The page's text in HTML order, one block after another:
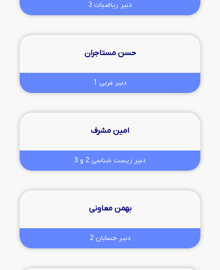
دبیر ریاضیات 3
حسن مستاجران
دبیر عربی 1
امین مشرف
دبیر زیست شناسی 2 و 3
بهمن معاونی
دبیر حسابان 2